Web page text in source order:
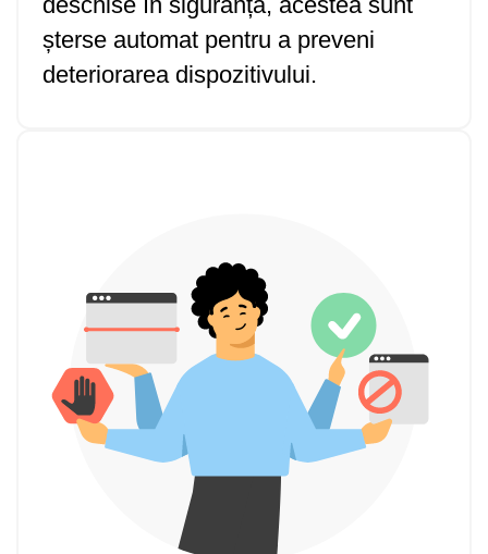
șterse automat pentru a preveni
deteriorarea dispozitivului.